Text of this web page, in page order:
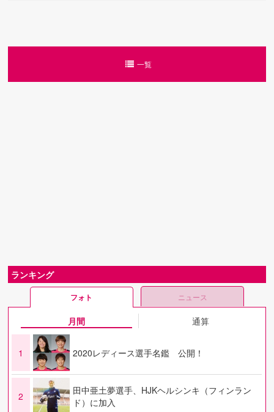
一覧
ランキング
フォト ニュース
月間 通算
1 2020レディース選手名鑑 公開！
2
田中亜土夢選手、HJKヘルシンキ（フィンラン
ド）に加入